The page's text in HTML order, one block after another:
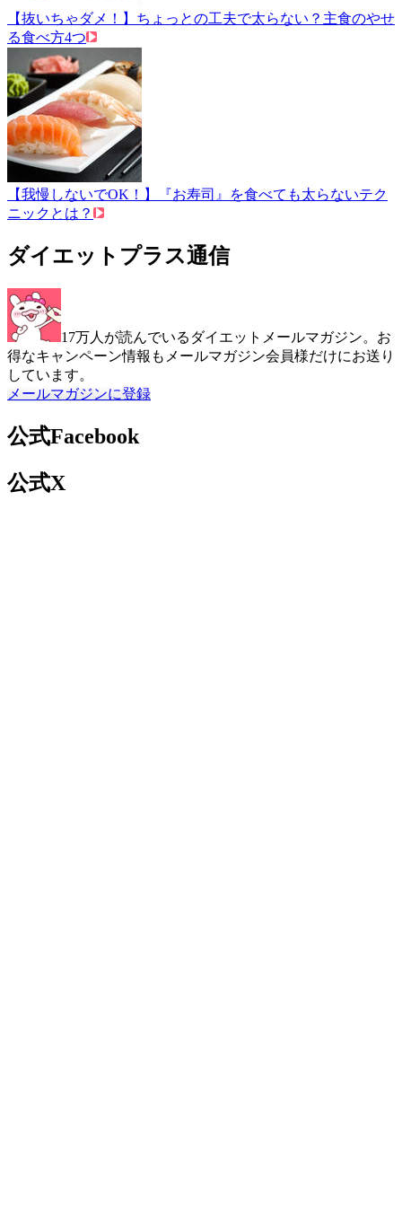
【抜いちゃダメ！】ちょっとの工夫で太らない？主食のやせ
る食べ方4つ
【我慢しないでOK！】『お寿司』を食べても太らないテク
ニックとは？
ダイエットプラス通信
17万人が読んでいるダイエットメールマガジン。お
得なキャンペーン情報もメールマガジン会員様だけにお送り
しています。
メールマガジンに登録
公式Facebook
公式X